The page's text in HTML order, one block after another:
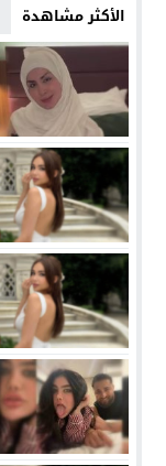
الأكثر مشاهدة